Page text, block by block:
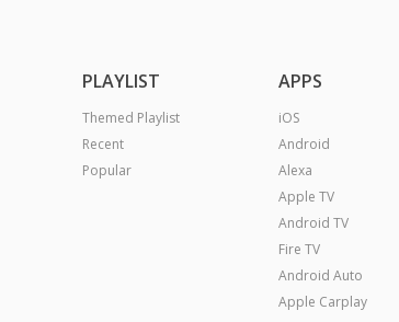
PLAYLIST
Themed Playlist
Recent
Popular
APPS
iOS
Android
Alexa
Apple TV
Android TV
Fire TV
Android Auto
Apple Carplay